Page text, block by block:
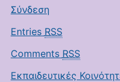
Σύνδεση
Entries RSS
Comments RSS
Εκπαιδευτικές